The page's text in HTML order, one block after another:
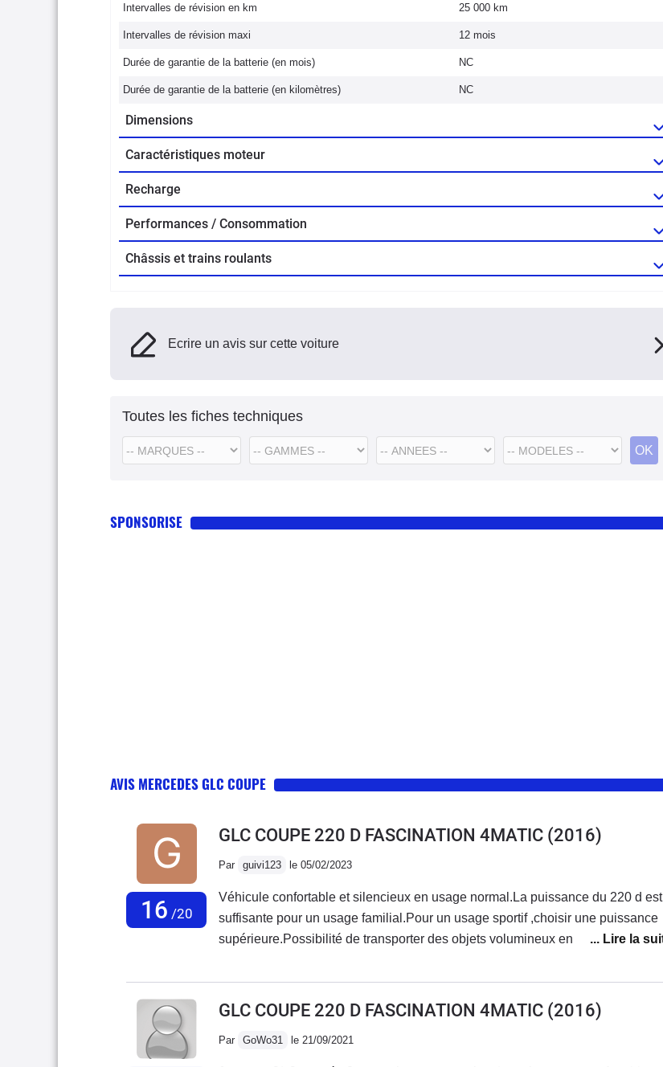
Intervalles de révision en km 25 000 km
Intervalles de révision maxi 12 mois
Durée de garantie de la batterie (en mois) NC
Durée de garantie de la batterie (en kilomètres) NC
Dimensions
Caractéristiques moteur
Recharge
Performances / Consommation
Châssis et trains roulants
Ecrire un avis sur cette voiture
Toutes les fiches techniques
SPONSORISE
AVIS MERCEDES GLC COUPE
16 /20
GLC COUPE 220 D FASCINATION 4MATIC (2016)
Par guivi123 le 05/02/2023
Véhicule confortable et silencieux en usage normal.La puissance du 220 d est
suffisante pour un usage familial.Pour un usage sportif ,choisir une puissance
supérieure.Possibilité de transporter des objets volumineux en rabaissant la
étant bien équipée avec beaucoup d'équipements
GLC COUPE 220 D FASCINATION 4MATIC (2016)
Par GoWo31 le 21/09/2021